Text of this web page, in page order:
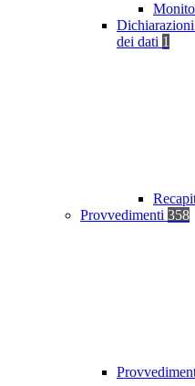
dei dati 1
Provvedimenti 358